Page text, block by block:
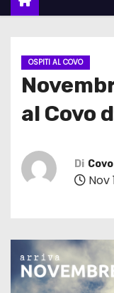
OSPITI AL COVO
al Covo
Di
Nov